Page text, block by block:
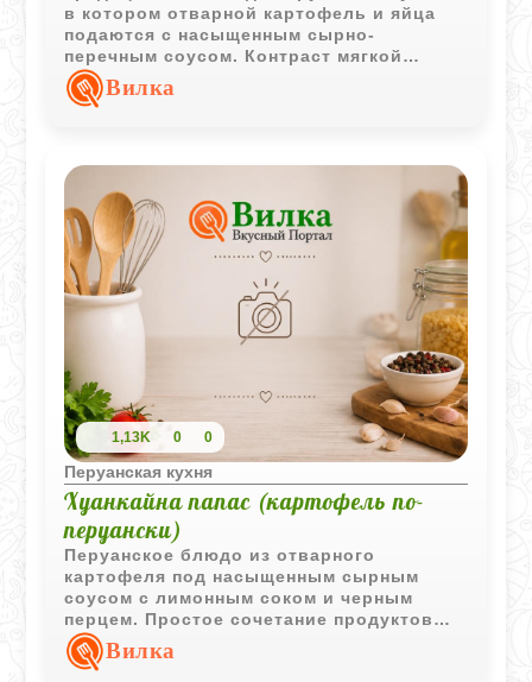
в котором отварной картофель и яйца
подаются с насыщенным сырно-
перечным соусом. Контраст мягкой
основы и пикантной заправки делает его
особенно запоминающимся.
Вилка
1,13K 0 0
Перуанская кухня
Хуанкайна папас (картофель по-
перуански)
Перуанское блюдо из отварного
картофеля под насыщенным сырным
соусом с лимонным соком и черным
перцем. Простое сочетание продуктов
создает яркий вкус и делает блюдо
отличным вариантом для легкого обеда
Вилка